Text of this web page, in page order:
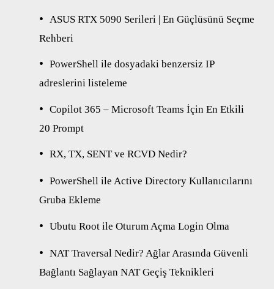
ASUS RTX 5090 Serileri | En Güçlüsünü Seçme
Rehberi
PowerShell ile dosyadaki benzersiz IP
adreslerini listeleme
Copilot 365 – Microsoft Teams İçin En Etkili
20 Prompt
RX, TX, SENT ve RCVD Nedir?
PowerShell ile Active Directory Kullanıcılarını
Gruba Ekleme
Ubutu Root ile Oturum Açma Login Olma
NAT Traversal Nedir? Ağlar Arasında Güvenli
Bağlantı Sağlayan NAT Geçiş Teknikleri